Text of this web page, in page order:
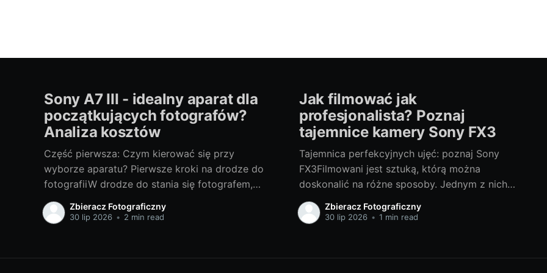
Sony A7 III - idealny aparat dla
początkujących fotografów?
Analiza kosztów
Część pierwsza: Czym kierować się przy
wyborze aparatu? Pierwsze kroki na drodze do
fotografiiW drodze do stania się fotografem,
wybór odpowiedniego sprzętu jest jednym z
najważniejszych kroków. Bez względu na to,
aparat może znacznie wpłynąć na Twoje
Zbieracz Fotograficzny
30 lip 2026 • 2 min read
Jak filmować jak
profesjonalista? Poznaj
tajemnice kamery Sony FX3
Tajemnica perfekcyjnych ujęć: poznaj Sony
FX3Filmowani jest sztuką, którą można
doskonalić na różne sposoby. Jednym z nich
jest wybór odpowiedniego sprzętu. Dziś,
chcielibyśmy przedstawić Ci niesamowite
podejście do filmowania. Sprawdźmy, jak sony
Zbieracz Fotograficzny
30 lip 2026 • 1 min read